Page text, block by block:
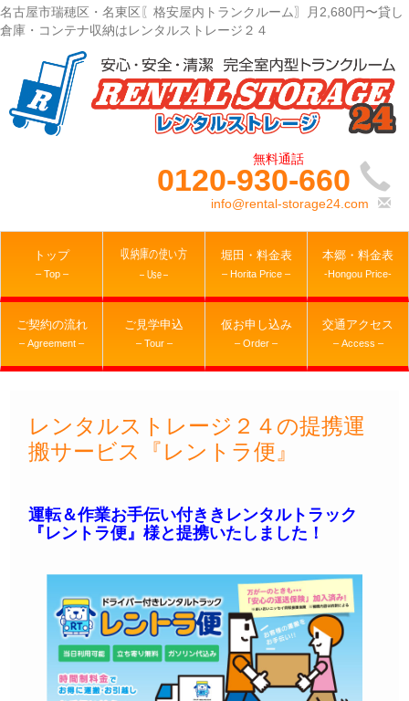
名古屋市瑞穂区・名東区〖格安屋内トランクルーム〗月2,680円〜貸し
倉庫・コンテナ収納はレンタルストレージ２４
0120-930-660
info@rental-storage24.com
トップ
– Top –
収納庫の使い方
– Use –
堀田・料金表
– Horita Price –
本郷・料金表
-Hongou Price-
ご契約の流れ
– Agreement –
ご見学申込
– Tour –
仮お申し込み
– Order –
交通アクセス
– Access –
レンタルストレージ２４の提携運
搬サービス『レントラ便』
運転＆作業お手伝い付ききレンタルトラック
『レントラ便』様と提携いたしました！